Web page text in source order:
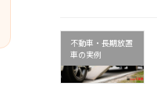
不動車・長期放置
車の実例